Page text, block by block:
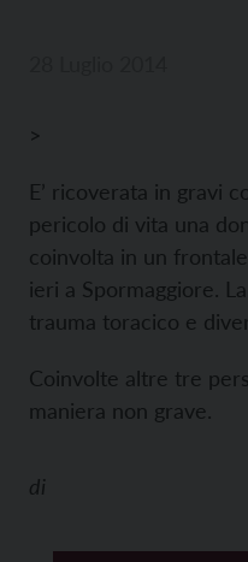
>
E’ ricoverata in gravi
pericolo di vita una
coinvolta in un
ieri a Spormaggiore.
trauma toracico e
Coinvolte altre tre
maniera non grave.
di